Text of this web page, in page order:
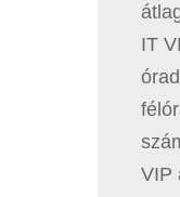
IT
VIP